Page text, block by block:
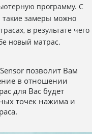
программу. С
такие замеры можно
в результате чего
новый матрас.
позволит Вам
в отношении
для Вас будет
точек нажима и